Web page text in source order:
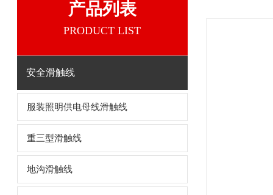
产品列表
PRODUCT LIST
安全滑触线
服装照明供电母线滑触线
重三型滑触线
地沟滑触线